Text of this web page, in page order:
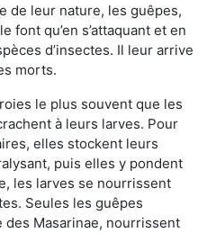
de leur nature, les guêpes,
font qu’en s’attaquant et en
d’insectes. Il leur arrive
morts.
le plus souvent que les
à leurs larves. Pour
elles stockent leurs
puis elles y pondent
les larves se nourrissent
Seules les guêpes
Masarinae, nourrissent